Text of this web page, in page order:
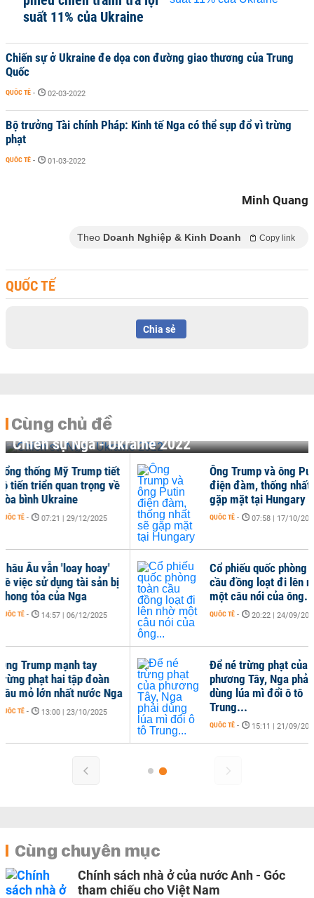
suất 11% của Ukraine
Chiến sự ở Ukraine đe dọa con đường giao thương của Trung
Quốc
QUỐC TẾ - 02-03-2022
Bộ trưởng Tài chính Pháp: Kinh tế Nga có thể sụp đổ vì trừng
phạt
QUỐC TẾ - 01-03-2022
Minh Quang
Theo Doanh Nghiệp & Kinh Doanh Copy link
QUỐC TẾ
Chia sẻ
Cùng chủ đề
Chiến sự Nga - Ukraine 2022
Mỹ Trump tiết
quan trọng về
Ukraine
07:21 | 29/12/2025
vẫn 'loay hoay'
sử dụng tài sản bị
của Nga
14:57 | 06/12/2025
mạnh tay
hai tập đoàn
lớn nhất nước Nga
13:00 | 23/10/2025
Ông Trump và ông Putin
điện đàm, thống nhất sẽ
gặp mặt tại Hungary
QUỐC TẾ 07:58 | 17/10/2025
Cổ phiếu quốc phòng toàn
cầu đồng loạt đi lên nhờ
một câu nói của ông...
QUỐC TẾ 20:22 | 24/09/2025
Để né trừng phạt của
phương Tây, Nga phải
dùng lúa mì đổi ô tô
Trung...
QUỐC TẾ 15:11 | 21/09/2025
Cùng chuyên mục
Chính sách nhà ở của nước Anh - Góc
tham chiếu cho Việt Nam